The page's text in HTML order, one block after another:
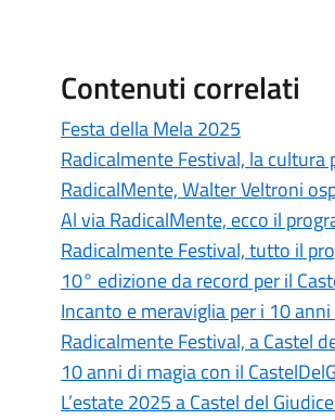
Contenuti correlati
Festa della Mela 2025
Radicalmente Festival, la
RadicalMente, Walter Veltroni
Al via RadicalMente, ecco il
Radicalmente Festival, tutto il
10° edizione da record per il
Incanto e meraviglia per i 10
Radicalmente Festival, a Castel
10 anni di magia con il
L’estate 2025 a Castel del